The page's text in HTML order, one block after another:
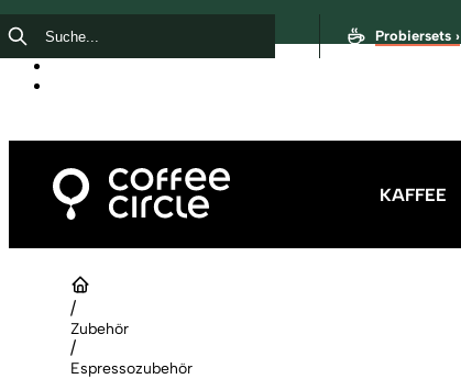
Probiersets ›
KAFFEE
/
Zubehör
/
Espressozubehör